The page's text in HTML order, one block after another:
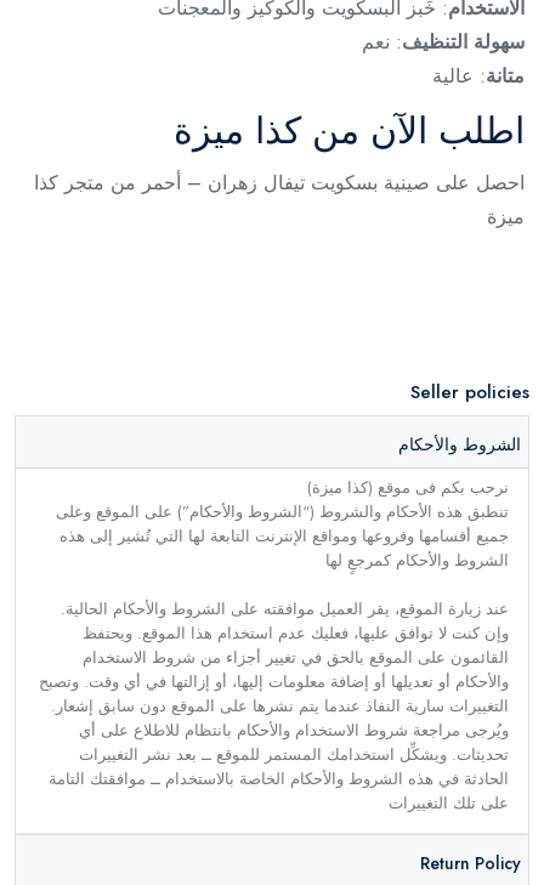
الاستخدام: خَبز البسكويت والكوكيز والمعجنات
سهولة التنظيف: نعم
متانة: عالية
اطلب الآن من كذا ميزة
احصل على صينية بسكويت تيفال زهران – أحمر من متجر كذا
ميزة
Seller policies
الشروط والأحكام
نرحب بكم فى موقع (كذا ميزة)
تنطبق هذه الأحكام والشروط (“الشروط والأحكام”) على الموقع وعلى
جميع أقسامها وفروعها ومواقع الإنترنت التابعة لها التي تُشير إلى هذه
الشروط والأحكام كمرجعٍ لها
عند زيارة الموقع، يقر العميل موافقته على الشروط والأحكام الحالية.
وإن كنت لا توافق عليها، فعليك عدم استخدام هذا الموقع. ويحتفظ
القائمون على الموقع بالحق في تغيير أجزاء من شروط الاستخدام
والأحكام أو تعديلها أو إضافة معلومات إليها، أو إزالتها في أي وقت. وتصبح
التغييرات سارية النفاذ عندما يتم نشرها على الموقع دون سابق إشعار.
ويُرجى مراجعة شروط الاستخدام والأحكام بانتظام للاطلاع على أي
تحديثات. ويشكِّل استخدامك المستمر للموقع ــ بعد نشر التغييرات
الحادثة في هذه الشروط والأحكام الخاصة بالاستخدام ــ موافقتك التامة
على تلك التغييرات
Return Policy